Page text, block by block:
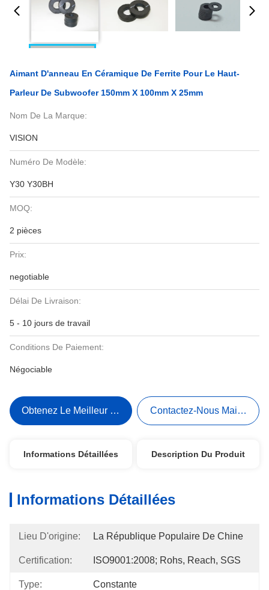
Aimant D'anneau En Céramique De Ferrite Pour Le Haut-
Parleur De Subwoofer 150mm X 100mm X 25mm
Nom De La Marque:
VISION
Numéro De Modèle:
Y30 Y30BH
MOQ:
2 pièces
Prix:
negotiable
Délai De Livraison:
5 - 10 jours de travail
Conditions De Paiement:
Négociable
Obtenez Le Meilleur Prix Contactez-Nous Maintenant
Informations Détaillées Description Du Produit
Informations Détaillées
Lieu D'origine: La République Populaire De Chine
Certification: ISO9001:2008; Rohs, Reach, SGS
Type: Constante